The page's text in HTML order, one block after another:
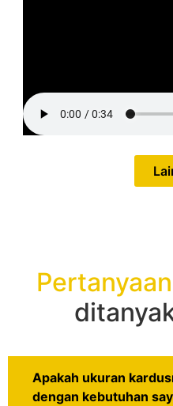
Pertanyaan
Apakah ukuran
dengan kebutuhan